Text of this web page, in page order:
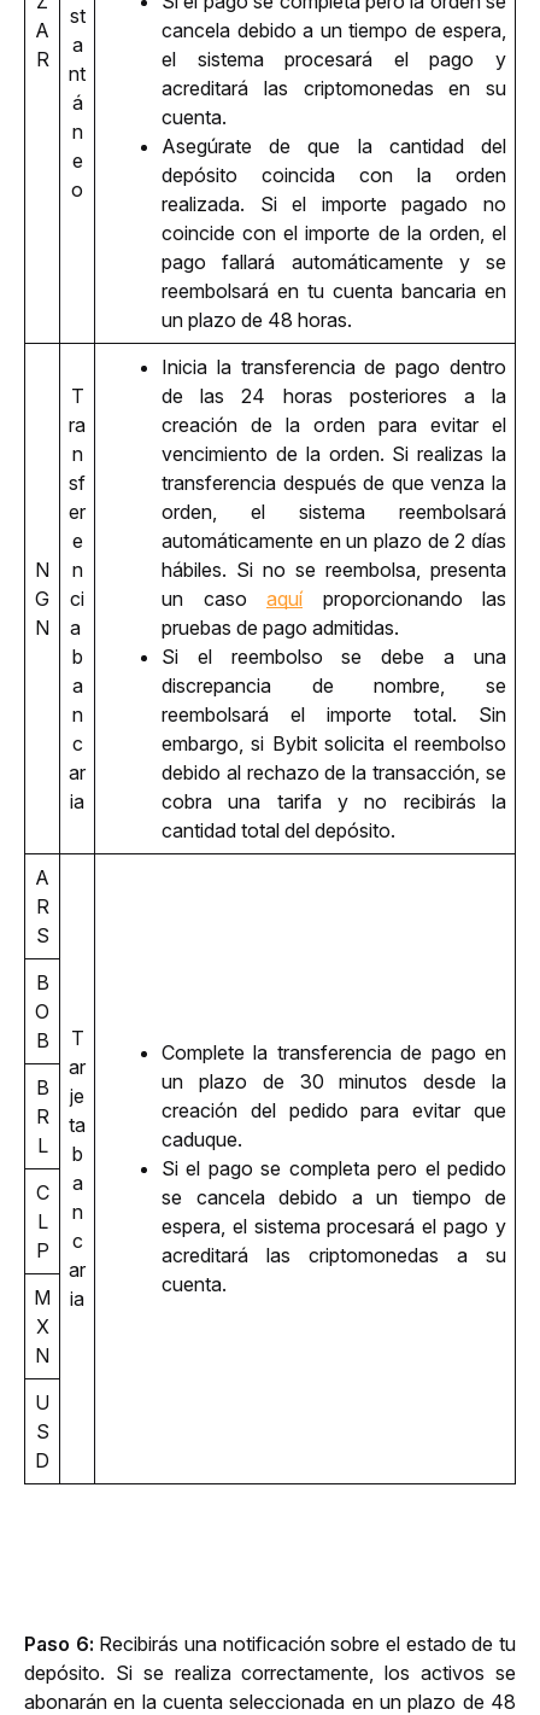
A
R
st
a
nt
á
n
e
o
cancela debido a un tiempo de espera,
el sistema procesará el pago y
acreditará las criptomonedas en su
cuenta.
Asegúrate de que la cantidad del
depósito coincida con la orden
realizada. Si el importe pagado no
coincide con el importe de la orden, el
pago fallará automáticamente y se
reembolsará en tu cuenta bancaria en
un plazo de 48 horas.
N
G
N
T
ra
n
sf
er
e
n
ci
a
b
a
n
c
ar
ia
Inicia la transferencia de pago dentro
de las 24 horas posteriores a la
creación de la orden para evitar el
vencimiento de la orden. Si realizas la
transferencia después de que venza la
orden, el sistema reembolsará
automáticamente en un plazo de 2 días
hábiles. Si no se reembolsa, presenta
un caso aquí proporcionando las
pruebas de pago admitidas.
Si el reembolso se debe a una
discrepancia de nombre, se
reembolsará el importe total. Sin
embargo, si Bybit solicita el reembolso
debido al rechazo de la transacción, se
cobra una tarifa y no recibirás la
cantidad total del depósito.
A
R
S
T
ar
je
ta
b
a
n
c
ar
ia
Complete la transferencia de pago en
un plazo de 30 minutos desde la
creación del pedido para evitar que
caduque.
Si el pago se completa pero el pedido
se cancela debido a un tiempo de
espera, el sistema procesará el pago y
acreditará las criptomonedas a su
cuenta.
B
O
B
B
R
L
C
L
P
M
X
N
U
S
D
Paso 6: Recibirás una notificación sobre el estado de tu
depósito. Si se realiza correctamente, los activos se
abonarán en la cuenta seleccionada en un plazo de 48